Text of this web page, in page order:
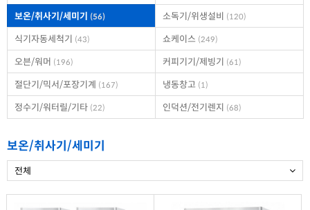
보온/취사기/세미기 (56) 소독기/위생설비 (120)
식기자동세척기 (43) 쇼케이스 (249)
오븐/워머 (196) 커피기기/제빙기 (61)
절단기/믹서/포장기계 (167) 냉동창고 (1)
정수기/워터릴/기타 (22) 인덕션/전기렌지 (68)
보온/취사기/세미기
전체